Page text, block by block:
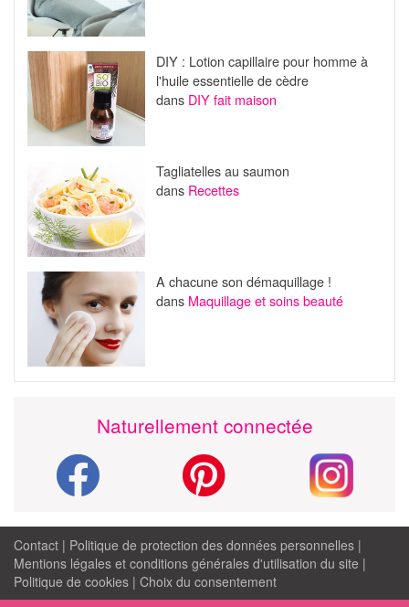
DIY : Lotion capillaire pour homme à
l'huile essentielle de cèdre
dans DIY fait maison
Tagliatelles au saumon
dans Recettes
A chacune son démaquillage !
dans Maquillage et soins beauté
Naturellement connectée
Contact | Politique de protection des données personnelles |
Mentions légales et conditions générales d'utilisation du site |
Politique de cookies | Choix du consentement